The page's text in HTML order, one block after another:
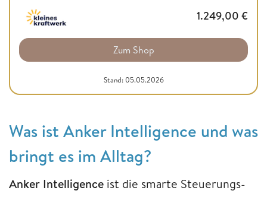
1.249,00 €
Zum Shop
Stand: 05.05.2026
Was ist Anker Intelligence und was
bringt es im Alltag?
Anker Intelligence ist die smarte Steuerungs-